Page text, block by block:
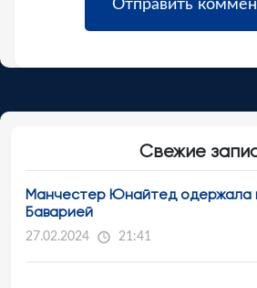
Свежие
Манчестер Юнайтед одержала
Баварией
27.02.2024 21:41